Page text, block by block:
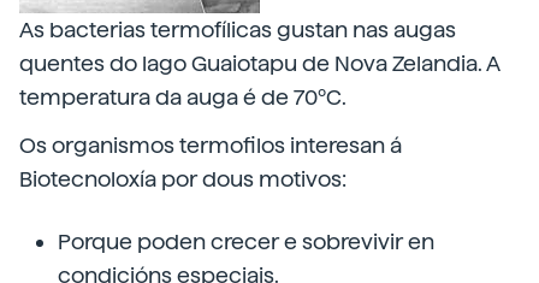
As bacterias termofílicas gustan nas augas
quentes do lago Guaiotapu de Nova Zelandia. A
temperatura da auga é de 70ºC.
Os organismos termofilos interesan á
Biotecnoloxía por dous motivos:
Porque poden crecer e sobrevivir en
condicións especiais.